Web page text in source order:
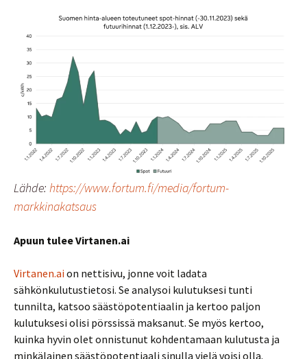
Lähde: https://www.fortum.fi/media/fortum-
markkinakatsaus
Apuun tulee Virtanen.ai
Virtanen.aion nettisivu, jonne voit ladata
sähkönkulutustietosi. Se analysoi kulutuksesi tunti
tunnilta, katsoo säästöpotentiaalin ja kertoo paljon
kulutuksesi olisi pörssissä maksanut. Se myös kertoo,
kuinka hyvin olet onnistunut kohdentamaan kulutusta ja
minkälainen säästöpotentiaali sinulla vielä voisi olla.